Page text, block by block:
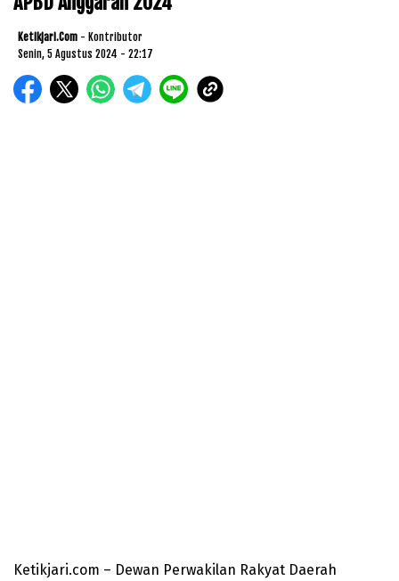
Ketikjari.com - Kontributor
Senin, 5 Agustus 2024 - 22:17
Ketikjari.com – Dewan Perwakilan Rakyat Daerah